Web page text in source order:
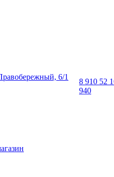
6/1
8 910 52
940